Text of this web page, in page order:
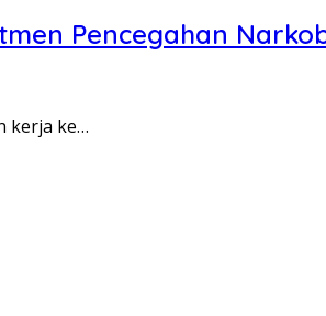
Pencegahan
kerja ke…